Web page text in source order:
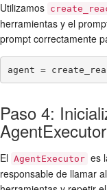
Utilizamos
herramientas y el
prompt correctamente
agent =
Paso 4:
AgentExecutor
El AgentExecutor es
responsable de llamar